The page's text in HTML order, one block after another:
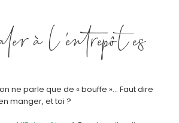
à l’entrepô tes
ne parle que de « bouffe »… Faut dire
manger, et toi ?